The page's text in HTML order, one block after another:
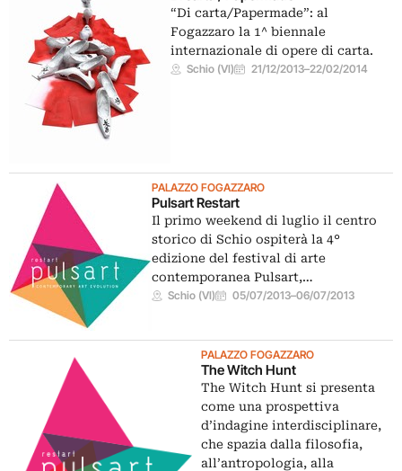
“Di carta/Papermade”: al
Fogazzaro la 1^ biennale
internazionale di opere di carta.
Schio (VI) 21/12/2013–22/02/2014
PALAZZO FOGAZZARO
Pulsart Restart
Il primo weekend di luglio il centro
storico di Schio ospiterà la 4°
edizione del festival di arte
contemporanea Pulsart,…
Schio (VI) 05/07/2013–06/07/2013
PALAZZO FOGAZZARO
The Witch Hunt
The Witch Hunt si presenta
come una prospettiva
d’indagine interdisciplinare,
che spazia dalla filosofia,
all’antropologia, alla